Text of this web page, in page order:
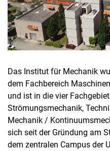
Das Institut für Mechanik
dem Fachbereich
und ist in die vier
Strömungsmechanik,
Mechanik /
sich seit der Gründung am
dem zentralen Campus der